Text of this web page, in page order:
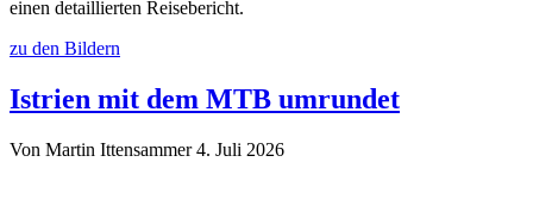
einen detaillierten Reisebericht.
zu den Bildern
Istrien mit dem MTB umrundet
Von Martin Ittensammer 4. Juli 2026